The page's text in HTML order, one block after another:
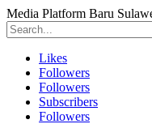
Media Platform Baru
Likes
Followers
Followers
Subscribers
Followers